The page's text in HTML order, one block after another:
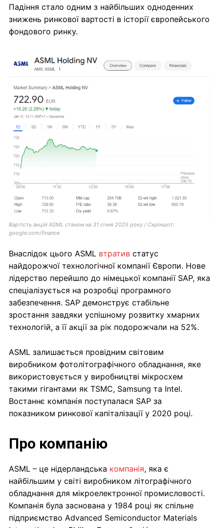
Падіння стало одним з найбільших одноденних
знижень ринкової вартості в історії європейського
фондового ринку.
Вартість акцій ASML станом на 31 січня 2025 року / Скріншот:
google.com/finance
Внаслідок цього ASML втратив статус
найдорожчої технологічної компанії Європи. Нове
лідерство перейшло до німецької компанії SAP, яка
спеціалізується на розробці програмного
забезпечення. SAP демонструє стабільне
зростання завдяки успішному розвитку хмарних
технологій, а її акції за рік подорожчали на 52%.
ASML залишається провідним світовим
виробником фотолітографічного обладнання, яке
використовується у виробництві мікросхем
такими гігантами як TSMC, Samsung та Intel.
Востаннє компанія поступалася SAP за
показником ринкової капіталізації у 2020 році.
Про компанію
ASML – це нідерландська компанія, яка є
найбільшим у світі виробником літографічного
обладнання для мікроелектронної промисловості.
Компанія була заснована у 1984 році як спільне
підприємство Advanced Semiconductor Materials